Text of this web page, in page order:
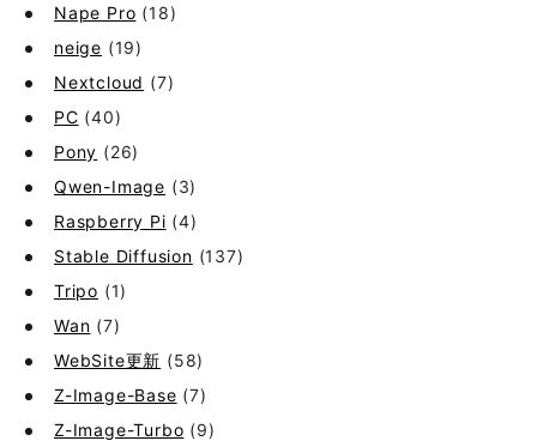
Nape Pro (18)
neige (19)
Nextcloud (7)
PC (40)
Pony (26)
Qwen-Image (3)
Raspberry Pi (4)
Stable Diffusion (137)
Tripo (1)
Wan (7)
WebSite更新 (58)
Z-Image-Base (7)
Z-Image-Turbo (9)